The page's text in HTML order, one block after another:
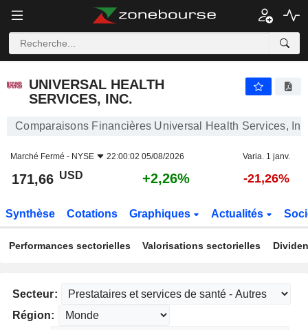
UNIVERSAL HEALTH
SERVICES, INC.
Comparaisons Financières Universal Health Services,
Marché Fermé - NYSE 22:00:02 05/08/2026 Varia. 1 janv.
171,66 USD +2,26% -21,26%
Synthèse Cotations Graphiques Actualités
Performances sectorielles Valorisations sectorielles
Secteur:
Région: